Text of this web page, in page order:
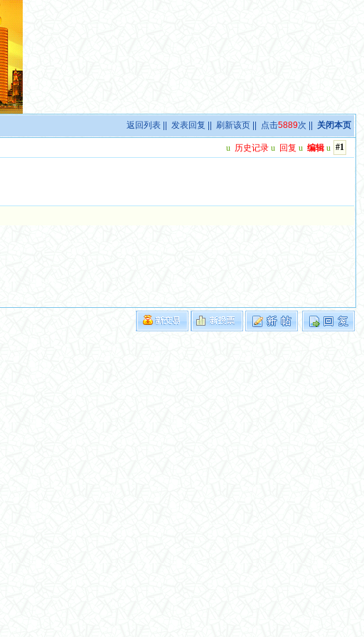
返回列表 ||发表回复 ||刷新该页 || 点击5889次 || 关闭本页
#1
u 历史记录 u 回复 u 编辑 u